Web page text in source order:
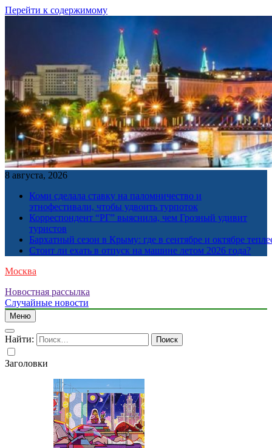
Перейти к содержимому
8 августа, 2026
Коми сделала ставку на паломничество и
этнофестивали, чтобы удвоить турпоток
Корреспондент “РГ” выяснила, чем Грозный удивит
туристов
Бархатный сезон в Крыму: где в сентябре и октябре
Стоит ли ехать в отпуск на машине летом 2026 года?
Москва
Новостная рассылка
Случайные новости
Меню
Найти:
Заголовки